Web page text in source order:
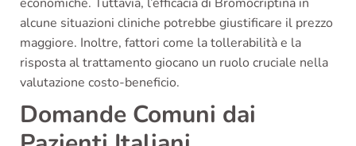
alcune situazioni cliniche potrebbe giustificare il prezzo
maggiore. Inoltre, fattori come la tollerabilità e la
risposta al trattamento giocano un ruolo cruciale nella
valutazione costo-beneficio.
Domande Comuni dai